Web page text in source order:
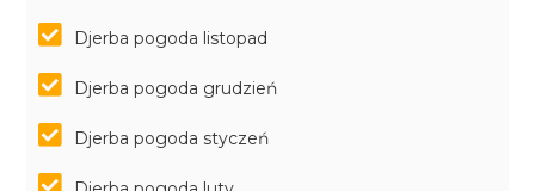
Djerba pogoda listopad
Djerba pogoda grudzień
Djerba pogoda styczeń